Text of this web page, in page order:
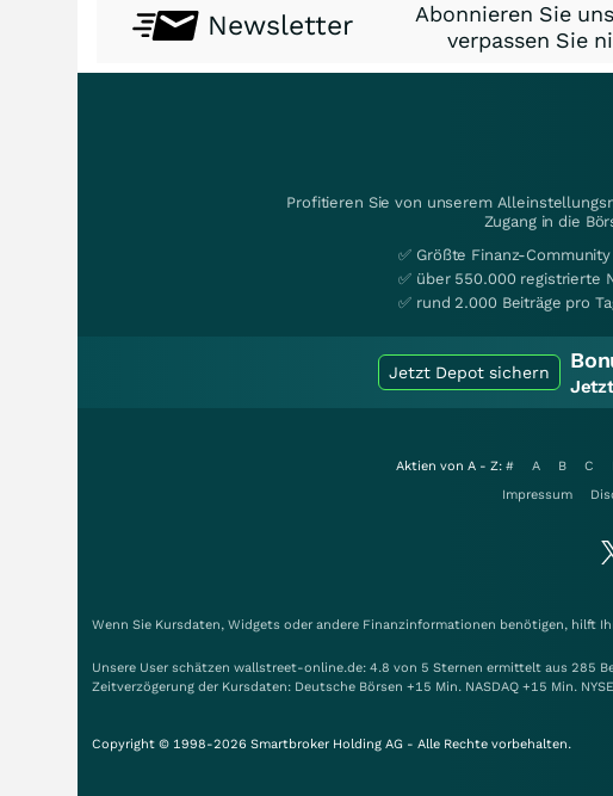
Newsletter
Abonnieren Sie
verpassen Sie
Profitieren Sie von unserem
Zugang in die
✅ Größte Finanz-
✅ über 550.000 registrierte
✅ rund 2.000 Beiträge pro
Jetzt Depot sichern
Aktien von A - Z: # A B C
Impressum
Wenn Sie Kursdaten, Widgets oder andere Finanzinformationen benötigen, hilft
Unsere User schätzen wallstreet-online.de: 4.8 von 5 Sternen ermittelt aus 285
Zeitverzögerung der Kursdaten: Deutsche Börsen +15 Min. NASDAQ +15 Min.
Copyright © 1998-2026 Smartbroker Holding AG - Alle Rechte vorbehalten.